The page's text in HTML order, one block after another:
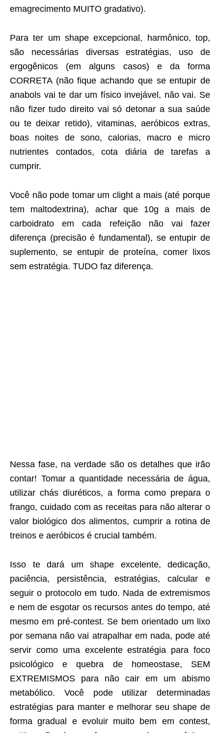
emagrecimento MUITO gradativo).
Para ter um shape excepcional, harmônico, top,
são necessárias diversas estratégias, uso de
ergogênicos (em alguns casos) e da forma
CORRETA (não fique achando que se entupir de
anabols vai te dar um físico invejável, não vai. Se
não fizer tudo direito vai só detonar a sua saúde
ou te deixar retido), vitaminas, aeróbicos extras,
boas noites de sono, calorias, macro e micro
nutrientes contados, cota diária de tarefas a
cumprir.
Você não pode tomar um clight a mais (até porque
tem maltodextrina), achar que 10g a mais de
carboidrato em cada refeição não vai fazer
diferença (precisão é fundamental), se entupir de
suplemento, se entupir de proteína, comer lixos
sem estratégia. TUDO faz diferença.
Nessa fase, na verdade são os detalhes que irão
contar! Tomar a quantidade necessária de água,
utilizar chás diuréticos, a forma como prepara o
frango, cuidado com as receitas para não alterar o
valor biológico dos alimentos, cumprir a rotina de
treinos e aeróbicos é crucial também.
Isso te dará um shape excelente, dedicação,
paciência, persistência, estratégias, calcular e
seguir o protocolo em tudo. Nada de extremismos
e nem de esgotar os recursos antes do tempo, até
mesmo em pré-contest. Se bem orientado um lixo
por semana não vai atrapalhar em nada, pode até
servir como uma excelente estratégia para foco
psicológico e quebra de homeostase, SEM
EXTREMISMOS para não cair em um abismo
metabólico. Você pode utilizar determinadas
estratégias para manter e melhorar seu shape de
forma gradual e evoluir muito bem em contest,